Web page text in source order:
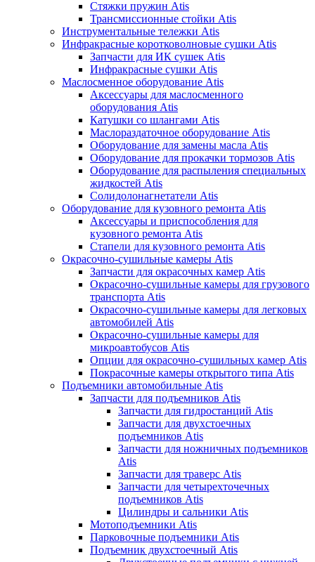
Стяжки пружин Atis
Трансмиссионные стойки Atis
Инструментальные тележки Atis
Инфракрасные коротковолновые сушки Atis
Запчасти для ИК сушек Atis
Инфракрасные сушки Atis
Маслосменное оборудование Atis
Аксессуары для маслосменного
оборудования Atis
Катушки со шлангами Atis
Маслораздаточное оборудование Atis
Оборудование для замены масла Atis
Оборудование для прокачки тормозов Atis
Оборудование для распыления специальных
жидкостей Atis
Солидолонагнетатели Atis
Оборудование для кузовного ремонта Atis
Аксессуары и приспособления для
кузовного ремонта Atis
Стапели для кузовного ремонта Atis
Окрасочно-сушильные камеры Atis
Запчасти для окрасочных камер Atis
Окрасочно-сушильные камеры для грузового
транспорта Atis
Окрасочно-сушильные камеры для легковых
автомобилей Atis
Окрасочно-сушильные камеры для
микроавтобусов Atis
Опции для окрасочно-сушильных камер Atis
Покрасочные камеры открытого типа Atis
Подъемники автомобильные Atis
Запчасти для подъемников Atis
Запчасти для гидростанций Atis
Запчасти для двухстоечных
подъемников Atis
Запчасти для ножничных подъемников
Atis
Запчасти для траверс Atis
Запчасти для четырехточечных
подъемников Atis
Цилиндры и сальники Atis
Мотоподъемники Atis
Парковочные подъемники Atis
Подъемник двухстоечный Atis